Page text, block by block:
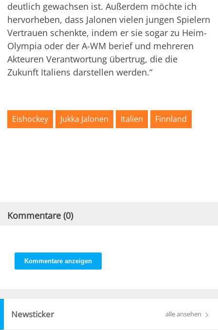
deutlich gewachsen ist. Außerdem möchte ich
hervorheben, dass Jalonen vielen jungen Spielern
Vertrauen schenkte, indem er sie sogar zu Heim-
Olympia oder der A-WM berief und mehreren
Akteuren Verantwortung übertrug, die die
Zukunft Italiens darstellen werden.“
Eishockey Jukka Jalonen Italien Finnland
Kommentare (0)
Kommentare anzeigen
Newsticker alle ansehen